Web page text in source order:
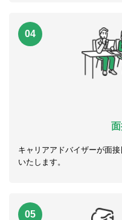
04
キャリアアドバイザーが面
いたします。
05